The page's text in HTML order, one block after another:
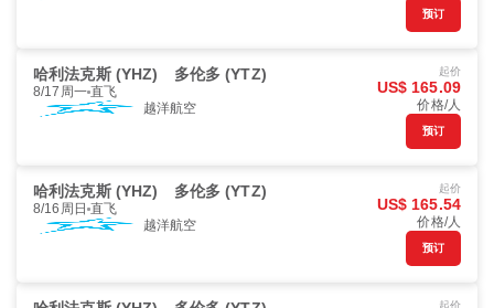
预订
哈利法克斯 (YHZ) 多伦多 (YTZ)
8/17周一 直飞
越洋航空
起价
US$ 165.09
价格/人
预订
哈利法克斯 (YHZ) 多伦多 (YTZ)
8/16周日 直飞
越洋航空
起价
US$ 165.54
价格/人
预订
起价